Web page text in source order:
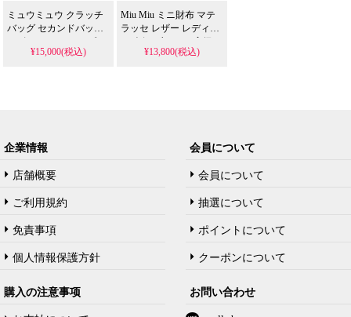
ミュウミュウ クラッチ
バッグ セカンドバッグ
レザー レディース ブラ
ンド 長財布 Miumiu フ
¥15,000(税込)
Miu Miu ミニ財布 マテ
ラッセ レザー レディー
ス 人気 ブラック 高级
ミュウ ミュウ コンパク
¥13,800(税込)
企業情報
店舗概要
ご利用規約
免責事項
個人情報保護方針
会員について
会員について
抽選について
ポイントについて
クーポンについて
購入の注意事项 お問い合わせ